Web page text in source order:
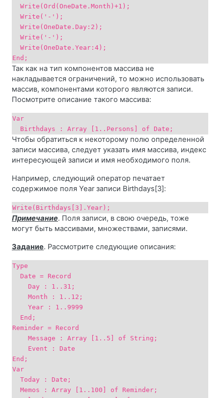
Write(Ord(OneDate.Month)+1);
Write('-');
Write(OneDate.Day:2);
Write('-');
Write(OneDate.Year:4);
End;
Так как на тип компонентов массива не
накладывается ограничений, то можно использовать
массив, компонентами которого являются записи.
Посмотрите описание такого массива:
Var
Birthdays : Array [1..Persons] of Date;
Чтобы обратиться к некоторому полю определенной
записи массива, следует указать имя массива, индекс
интересующей записи и имя необходимого поля.
Например, следующий оператор печатает
содержимое поля Year записи Birthdays[3]:
Write(Birthdays[3].Year);
Примечание. Поля записи, в свою очередь, тоже
могут быть массивами, множествами, записями.
Задание. Рассмотрите следующие описания:
Type
Date = Record
Day : 1..31;
Month : 1..12;
Year : 1..9999
End;
Reminder = Record
Message : Array [1..5] of String;
Event : Date
End;
Var
Today : Date;
Memos : Array [1..100] of Reminder;